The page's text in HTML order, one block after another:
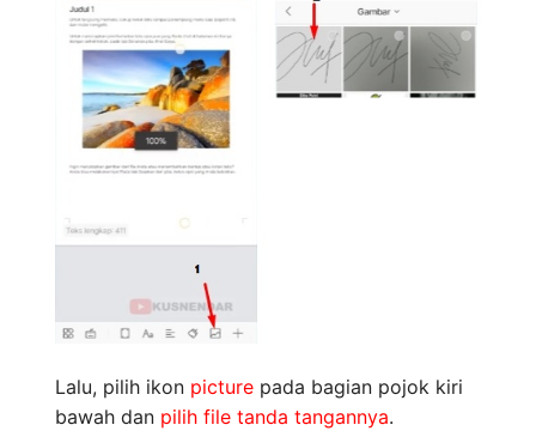
Lalu, pilih ikon picture pada bagian pojok kiri
bawah dan pilih file tanda tangannya.